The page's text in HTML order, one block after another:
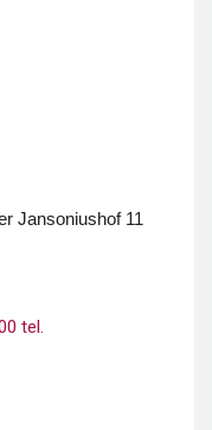
Jansoniushof 11
tel.